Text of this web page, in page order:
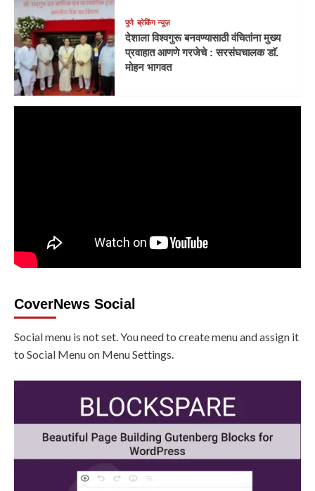
पुणे ब्रेकिंग न्यूज़
देशाला विश्वगुरू बनवण्यासाठी वंचितांना मुख्य
प्रवाहात आणणे गरजेचे : सरसंघचालक डाॅ.
मोहन भागवत
CoverNews Social
Social menu is not set. You need to create menu and assign it
to Social Menu on Menu Settings.